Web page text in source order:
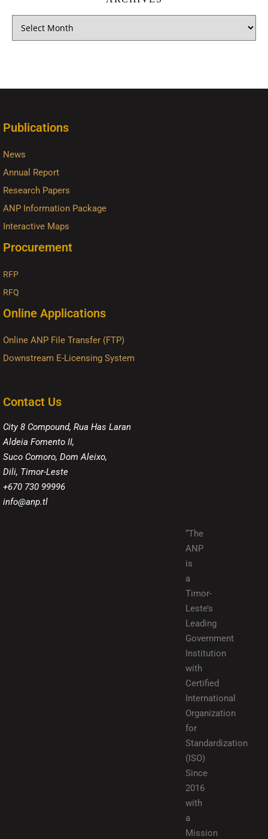
Publications
News
Annual Report
Research Papers
ANP Information Package
Interactive Maps
Procurement
RFP
RFQ
Online Applications
Online ANP File Transfer (FTP)
Downstream E-Licensing System
Contact Us
City 8 Compound, Rua Has Laran
Aldeia Fomento II,
Suco Comoro, Dom Aleixo,
Dili, Timor-Leste
+670 730 99996
info@anp.tl
“The
ANP
is
a
Timor-
Leste’s
Leading
Government
Institution
with
Certified
International
Organization
for
Standardization
(ISO)
Since
2016
with
a
Mission